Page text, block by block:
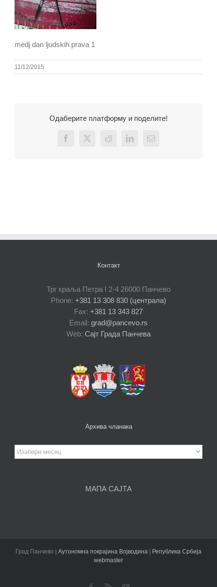
medj dan ljudskih prava 1
11/12/2015
Одаберите платформу и поделите!
Facebook
X Reddit LinkedInEmail
Контакт
Трг краља Петра I 2-4 26000 Панчево
Phone: +381 13 308 830 (централа)
Fax: +381 13 343 827
Email: grad@pancevo.rs
Web: Сајт Града Панчева
Архива чланака
Архива
чланака
МАПА САЈТА
Град Панчево | Аутономна покрајина Војводина | Република Србија
webmaster